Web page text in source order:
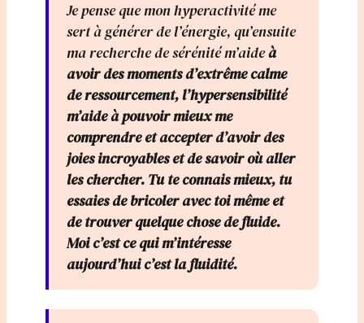
Je pense que mon hyperactivité me
sert à générer de l’énergie, qu’ensuite
ma recherche de sérénité m’aideà
avoir des moments d’extrême calme
de ressourcement, l’hypersensibilité
m’aide à pouvoir mieux me
comprendre et accepter d’avoir des
joies incroyables et de savoir où aller
les chercher. Tu te connais mieux, tu
essaies de bricoler avec toi même et
de trouver quelque chose de fluide.
Moi c’est ce qui m’intéresse
aujourd’hui c’est la fluidité.